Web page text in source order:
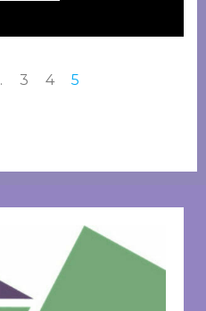
Page
3 Page
4 Page
5